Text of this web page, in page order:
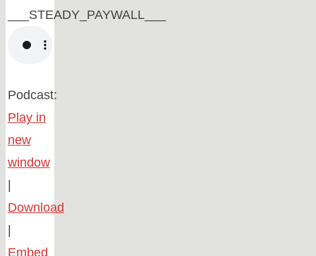
___STEADY_PAYWALL___
Podcast:
Play in
new
window
Download
Embed